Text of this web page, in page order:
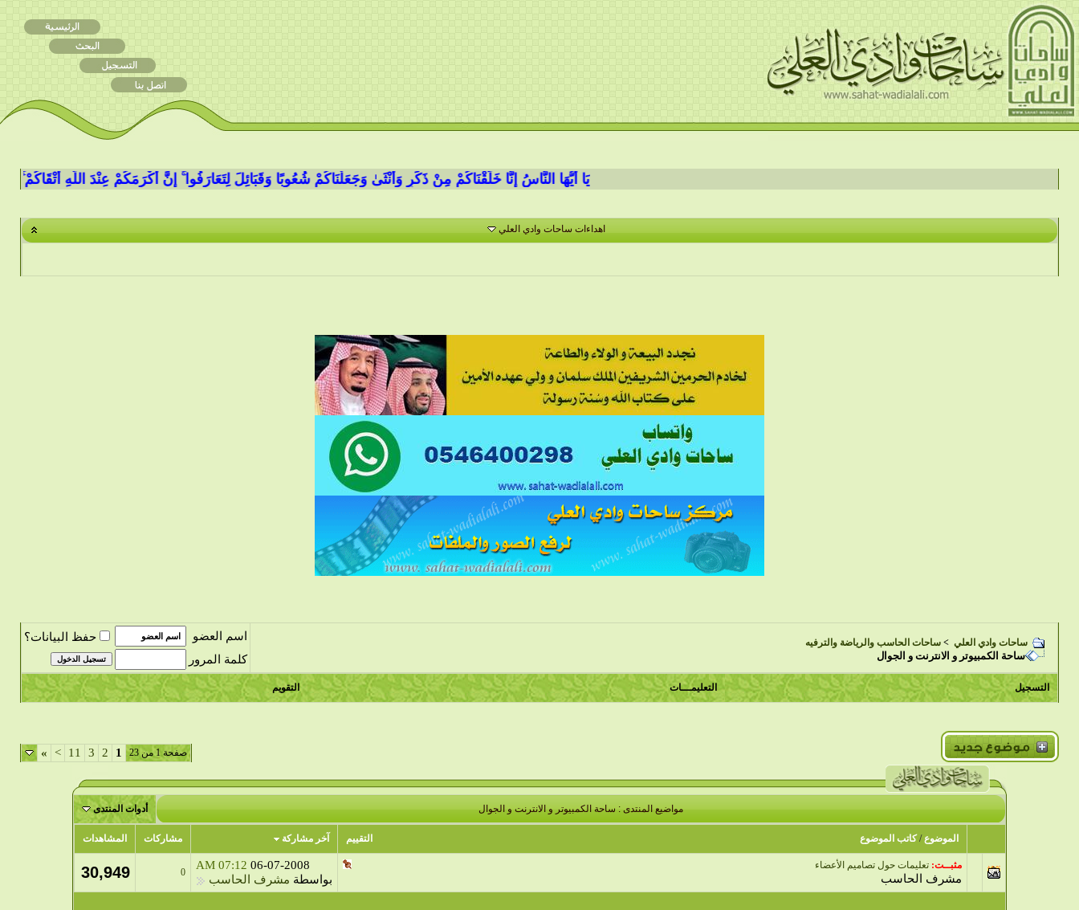
يَا أَيُّهَا النَّاسُ إِنَّا خَلَقْنَاكُمْ مِنْ ذَكَرٍ وَأُنْثَىٰ وَجَعَلْنَاكُمْ شُعُوبًا وَقَبَائِلَ لِتَعَارَفُوا ۚ إِنَّ أَكْرَمَكُمْ عِنْدَ اللَّهِ أَتْقَاكُمْ ۚ إِنَّ
اهداءات ساحات وادي العلي
ساحات وادي العلي > ساحات الحاسب والرياضة والترفيه
ساحة الكمبيوتر و الانترنت و الجوال
اسم العضو
حفظ البيانات؟
كلمة المرور
التسجيل التعليمـــات التقويم
صفحة 1 من 23 1
2
3
11
>
»
مواضيع المنتدى: ساحة الكمبيوتر و الانترنت و الجوال أدوات المنتدى
التقييم الموضوع/كاتب الموضوع آخر مشاركة مشاركات المشاهدات
مثبــت: تعليمات حول تصاميم الأعضاء
مشرف الحاسب
06-07-2008
07:12 AM
بواسطة مشرف الحاسب
0
30,949